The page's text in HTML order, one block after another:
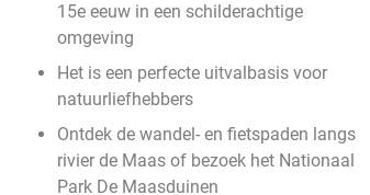
15e eeuw in een schilderachtige
omgeving
Het is een perfecte uitvalbasis voor
natuurliefhebbers
Ontdek de wandel- en fietspaden langs
rivier de Maas of bezoek het Nationaal
Park De Maasduinen